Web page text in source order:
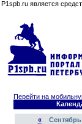
P1spb.ru является
Перейти на
«Сентябрь